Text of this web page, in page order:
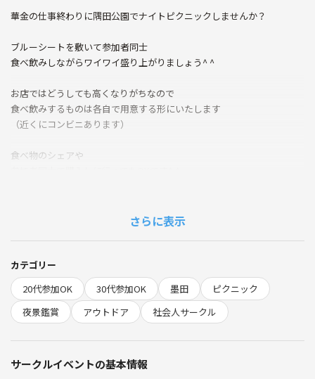
華金の仕事終わりに隅田公園でナイトピクニックしませんか？
ブルーシートを敷いて参加者同士
食べ飲みしながらワイワイ盛り上がりましょう^ ^
お店ではどうしても高くなりがちなので
食べ飲みするものは各自で用意する形にいたします
（近くにコンビニあります）
食べ物のシェアや
夜景を楽しんだりナイトフォトでの参加も歓迎です
わんちゃんを散歩する人がいたりしてめっちゃ癒されます^ ^
また主催は基本的に輪には入らないようにして
輪に入れていない人のサポートに全集中いたします(^^)
あくまでも参加者同士が繋がって二次会や遊びに
行ってもらう事を目的に開催させて頂きます
さらに表示
カテゴリー
20代参加OK
30代参加OK 墨田
ピクニック
夜景鑑賞
アウトドア 社会人サークル
サークルイベントの基本情報